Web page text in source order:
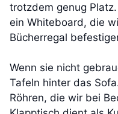
trotzdem genug
ein Whiteboard, die
Bücherregal
Wenn sie nicht
Tafeln hinter das
Röhren, die wir bei